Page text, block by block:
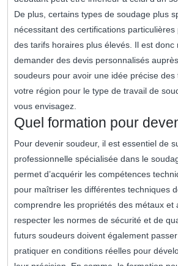
De plus, certains types de soudage plus
nécessitant des certifications
des tarifs horaires plus élevés. Il est donc
demander des devis personnalisés
soudeurs pour avoir une idée précise
votre région pour le type de travail de
vous envisagez.
Quel formation pour
Pour devenir soudeur, il est essentiel de
professionnelle spécialisée dans le
permet d’acquérir les compétences
pour maîtriser les différentes techniques
comprendre les propriétés des métaux et
respecter les normes de sécurité et de
futurs soudeurs doivent également
pratiquer en conditions réelles pour